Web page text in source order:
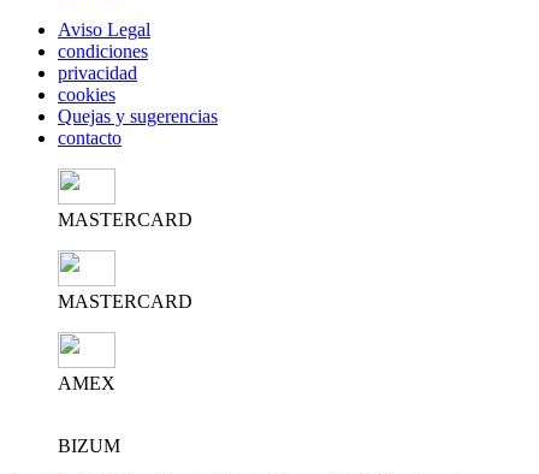
Aviso Legal
condiciones
privacidad
cookies
Quejas y sugerencias
contacto
MASTERCARD
MASTERCARD
AMEX
BIZUM